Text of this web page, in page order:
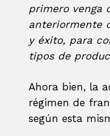
primero venga
anteriormente
y éxito, para
tipos de
Ahora bien, la
régimen de
según esta